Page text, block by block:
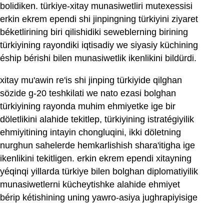
bolidiken. türkiye-xitay munasiwetliri mutexessisi
erkin ekrem ependi shi jinpingning türkiyini ziyaret
béketlirining biri qilishidiki seweblerning birining
türkiyining rayondiki iqtisadiy we siyasiy küchining
éship bérishi bilen munasiwetlik ikenlikini bildürdi.
xitay mu'awin re'is shi jinping türkiyide qilghan
sözide g-20 teshkilati we nato ezasi bolghan
türkiyining rayonda muhim ehmiyetke ige bir
döletlikini alahide tekitlep, türkiyining istratégiyilik
ehmiyitining intayin chongluqini, ikki döletning
nurghun sahelerde hemkarlishish shara'itigha ige
ikenlikini tekitligen. erkin ekrem ependi xitayning
yéqinqi yillarda türkiye bilen bolghan diplomatiyilik
munasiwetlerni kücheytishke alahide ehmiyet
bérip kétishining uning yawro-asiya jughrapiyisige